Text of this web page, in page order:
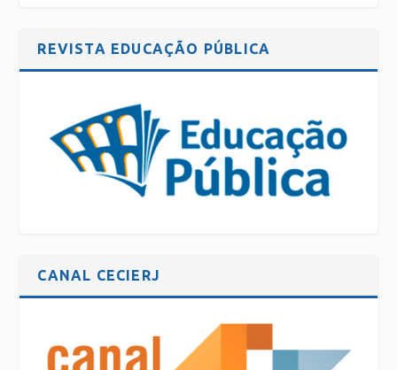
REVISTA EDUCAÇÃO PÚBLICA
CANAL CECIERJ